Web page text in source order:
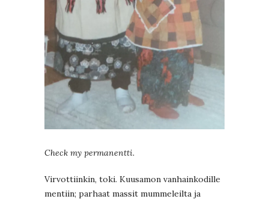
Check my permanentti.
Virvottiinkin, toki. Kuusamon vanhainkodille
mentiin; parhaat massit mummeleilta ja